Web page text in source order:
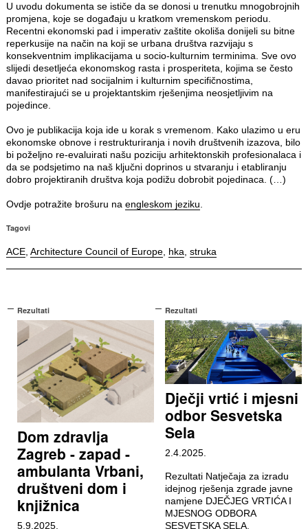
U uvodu dokumenta se ističe da se donosi u trenutku mnogobrojnih
promjena, koje se događaju u kratkom vremenskom periodu.
Recentni ekonomski pad i imperativ zaštite okoliša donijeli su bitne
reperkusije na način na koji se urbana društva razvijaju s
konsekventnim implikacijama u socio-kulturnim terminima. Sve ovo
slijedi desetljeća ekonomskog rasta i prosperiteta, kojima se često
davao prioritet nad socijalnim i kulturnim specifičnostima,
manifestirajući se u projektantskim rješenjima neosjetljivim na
pojedince.
Ovo je publikacija koja ide u korak s vremenom. Kako ulazimo u eru
ekonomske obnove i restrukturiranja i novih društvenih izazova, bilo
bi poželjno re-evaluirati našu poziciju arhitektonskih profesionalaca i
da se podsjetimo na naš ključni doprinos u stvaranju i etabliranju
dobro projektiranih društva koja podižu dobrobit pojedinaca. (…)
Ovdje potražite brošuru na engleskom jeziku
Tagovi
ACE, Architecture Council of Europe, hka struka
Rezultati
Dom zdravlja
Zagreb - zapad -
ambulanta Vrbani,
društveni dom i
knjižnica
5.9.2025.
Rezultati
Dječji vrtić i mjesni
odbor Sesvetska
Sela
2.4.2025.
Rezultati Natječaja za izradu
idejnog rješenja zgrade javne
namjene DJEČJEG VRTIĆA I
MJESNOG ODBORA
SESVETSKA SELA.